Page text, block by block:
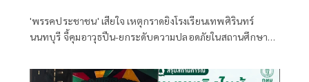
'พรรคประชาชน' เสียใจ เหตุกราดยิงโรงเรียนเทพศิรินทร์
นนทบุรี จี้คุมอาวุธปืน-ยกระดับความปลอดภัยในสถานศึกษา